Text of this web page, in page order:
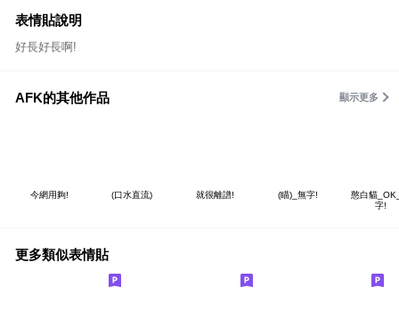
表情貼說明
好長好長啊!
AFK的其他作品 顯示更多
今網用夠! (口水直流) 就很離譜! (瞄)_無字!
憨白貓
字!
更多類似表情貼